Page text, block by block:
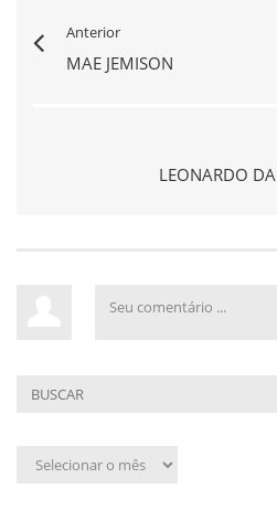
Anterior
MAE JEMISON
LEONARDO
Arquivo